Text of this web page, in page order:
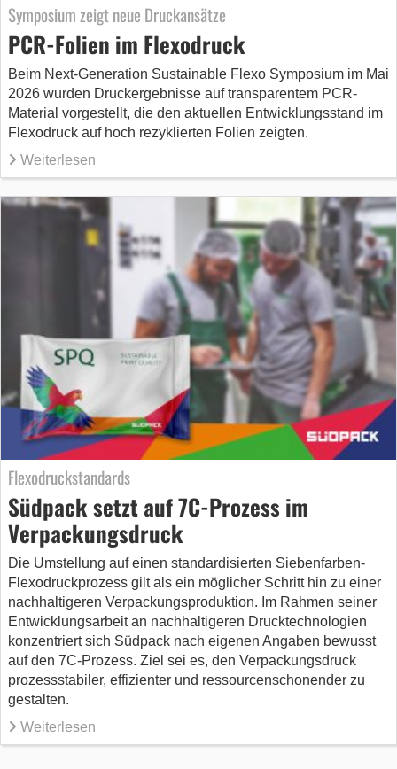
Symposium zeigt neue Druckansätze
PCR-Folien im Flexodruck
Beim Next-Generation Sustainable Flexo Symposium im Mai
2026 wurden Druckergebnisse auf transparentem PCR-
Material vorgestellt, die den aktuellen Entwicklungsstand im
Flexodruck auf hoch rezyklierten Folien zeigten.
Weiterlesen
Flexodruckstandards
Südpack setzt auf 7C-Prozess im
Verpackungsdruck
Die Umstellung auf einen standardisierten Siebenfarben-
Flexodruckprozess gilt als ein möglicher Schritt hin zu einer
nachhaltigeren Verpackungsproduktion. Im Rahmen seiner
Entwicklungsarbeit an nachhaltigeren Drucktechnologien
konzentriert sich Südpack nach eigenen Angaben bewusst
auf den 7C-Prozess. Ziel sei es, den Verpackungsdruck
prozessstabiler, effizienter und ressourcenschonender zu
gestalten.
Weiterlesen